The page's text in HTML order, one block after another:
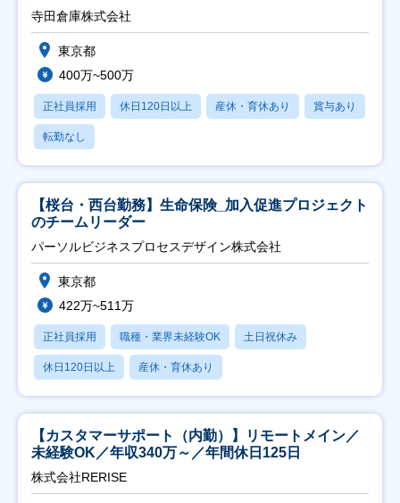
寺田倉庫株式会社
東京都
400万~500万
正社員採用 休日120日以上 産休・育休あり 賞与あり
転勤なし
【桜台・西台勤務】生命保険_加入促進プロジェクト
のチームリーダー
パーソルビジネスプロセスデザイン株式会社
東京都
422万~511万
正社員採用 職種・業界未経験OK 土日祝休み
休日120日以上 産休・育休あり
【カスタマーサポート（内勤）】リモートメイン／
未経験OK／年収340万～／年間休日125日
株式会社RERISE